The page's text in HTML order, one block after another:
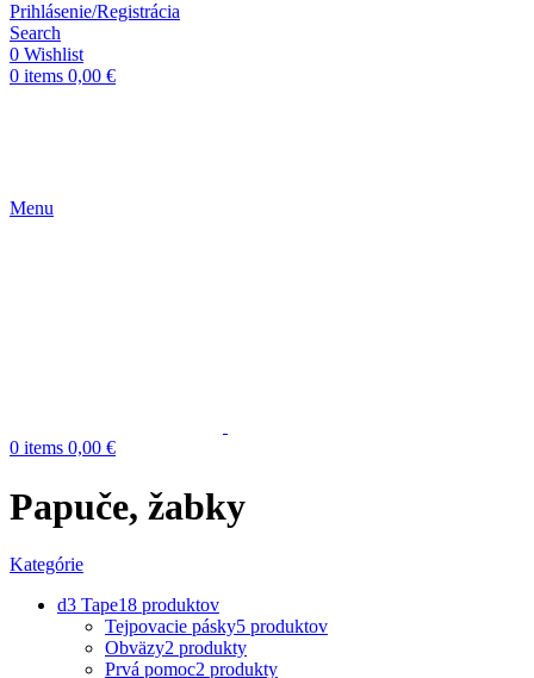
Prihlásenie/Registrácia
Search
0 Wishlist
0 items 0,00 €
Menu
0 items 0,00 €
Papuče, žabky
Kategórie
d3 Tape18 produktov
Tejpovacie pásky5 produktov
Obväzy2 produkty
Prvá pomoc2 produkty